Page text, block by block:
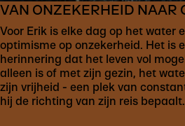
VAN ONZEKERHEID NAAR
Voor Erik is elke dag op het water
optimisme op onzekerheid. Het is
herinnering dat het leven vol
alleen is of met zijn gezin, het
zijn vrijheid - een plek van
hij de richting van zijn reis bepaalt.